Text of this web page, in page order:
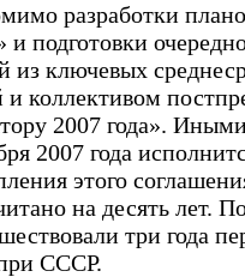
разработки
и подготовки
из ключевых
коллективом
2007 года».
2007 года
этого
на десять лет.
три года
СССР.